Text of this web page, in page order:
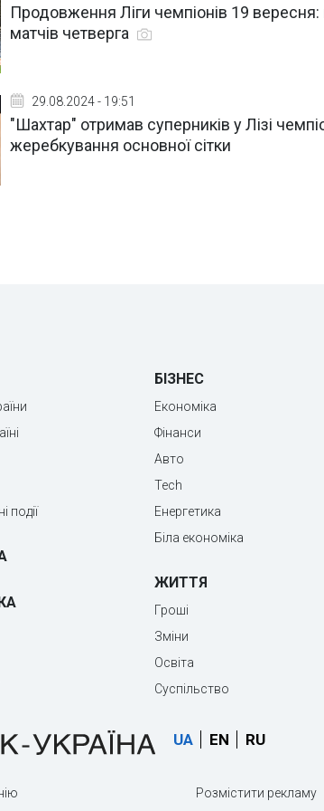
Продовження Ліги чемпіонів 19
матчів четверга
29.08.2024 - 19:51
"Шахтар" отримав суперників у Лізі
жеребкування основної сітки
події
БІЗНЕС
Економіка
Фінанси
Авто
Tech
Енергетика
Біла економіка
ЖИТТЯ
Гроші
Зміни
Освіта
Суспільство
UA EN RU
Розмістити рекламу